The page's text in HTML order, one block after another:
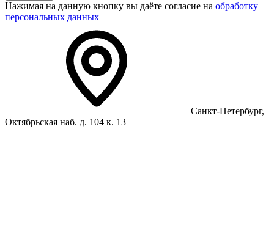
Нажимая на данную кнопку вы даёте согласие на обработку
персональных данных
Санкт-Петербург,
Октябрьская наб. д. 104 к. 13